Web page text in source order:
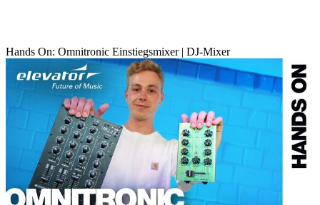
Hands On: Omnitronic Einstiegsmixer | DJ-Mixer